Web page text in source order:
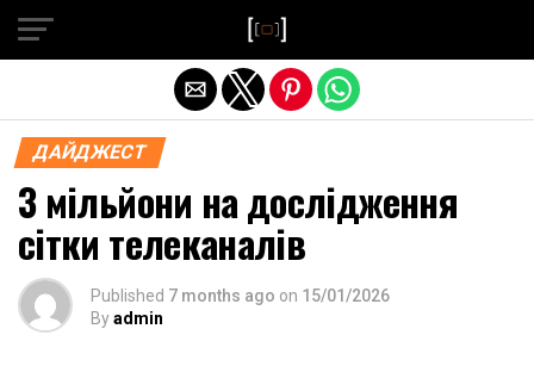
ДАЙДЖЕСТ
3 мільйони на дослідження
сітки телеканалів
Published 7 months ago on 15/01/2026
Byadmin
Exit mobile version